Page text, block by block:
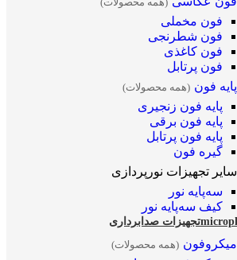
(همه محصولات)
فون مخملی
فون شطرنجی
فون کاغذی
فون پرتابل
پایه فون (همه محصولات)
پایه فون زنجیری
پایه فون برقی
پایه فون پرتابل
گیره فون
سایر تجهیزات نورپردازی
سه‌پایه نور
کیف سه‌پایه نور
تجهیزات صدابرداری
میکروفون (همه محصولات)